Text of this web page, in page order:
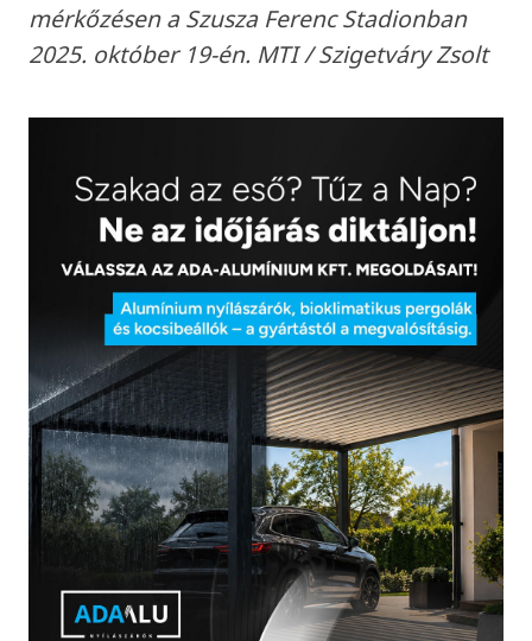
mérkőzésen a Szusza Ferenc Stadionban
2025. október 19-én. MTI / Szigetváry Zsolt